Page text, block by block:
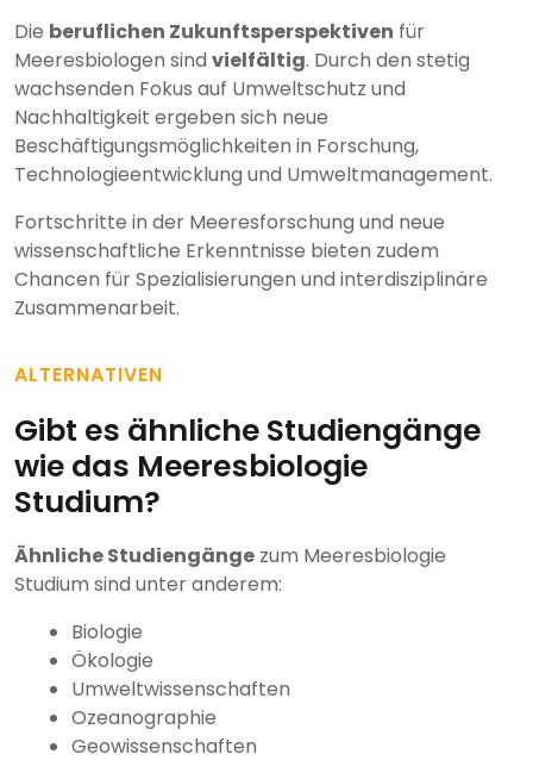
Die beruflichen Zukunftsperspektiven für
Meeresbiologen sind vielfältig. Durch den stetig
wachsenden Fokus auf Umweltschutz und
Nachhaltigkeit ergeben sich neue
Beschäftigungsmöglichkeiten in Forschung,
Technologieentwicklung und Umweltmanagement.
Fortschritte in der Meeresforschung und neue
wissenschaftliche Erkenntnisse bieten zudem
Chancen für Spezialisierungen und interdisziplinäre
Zusammenarbeit.
ALTERNATIVEN
Gibt es ähnliche Studiengänge
wie das Meeresbiologie
Studium?
Ähnliche Studiengänge zum Meeresbiologie
Studium sind unter anderem:
Biologie
Ökologie
Umweltwissenschaften
Ozeanographie
Geowissenschaften